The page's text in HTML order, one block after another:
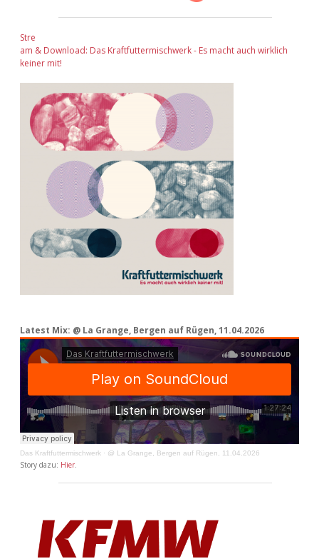
Stre
am & Download: Das Kraftfuttermischwerk - Es macht auch wirklich
keiner mit!
Latest Mix: @ La Grange, Bergen auf Rügen, 11.04.2026
Das Kraftfuttermischwerk · @ La Grange, Bergen auf Rügen, 11.04.2026
Story dazu: Hier.